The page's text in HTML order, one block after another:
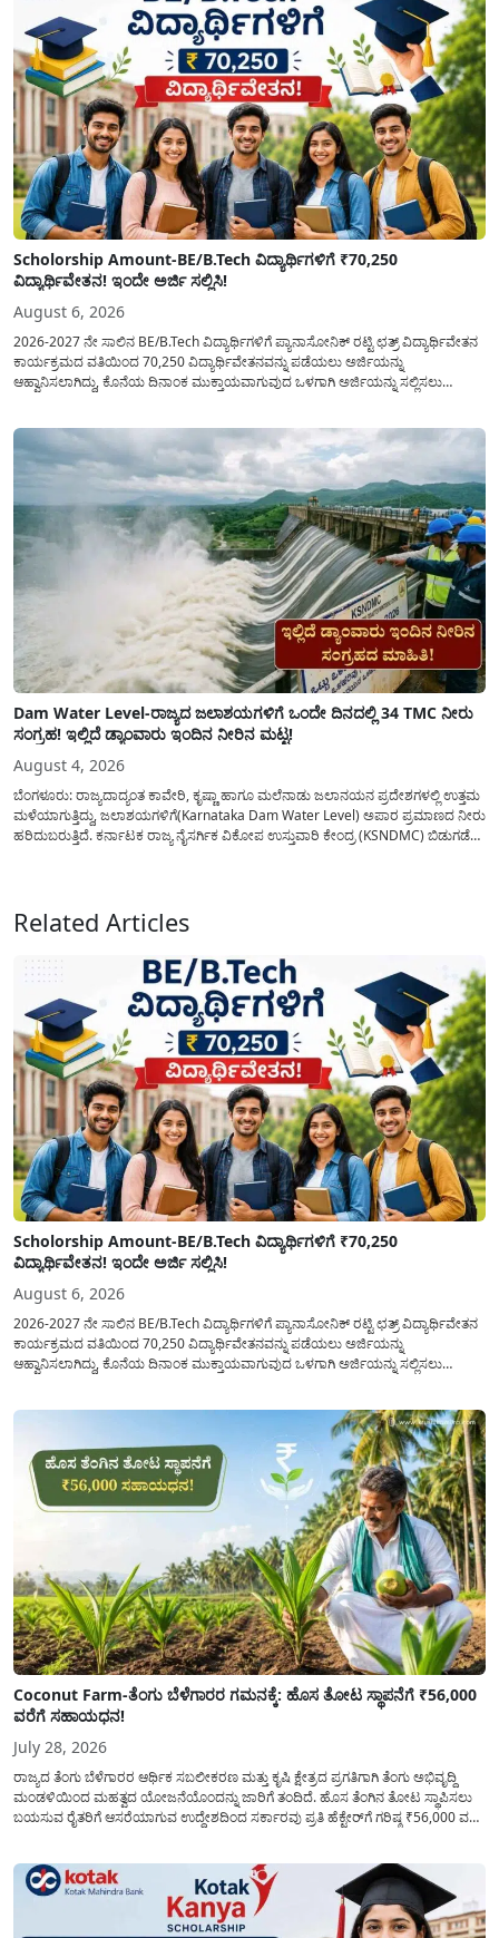
Scholorship Amount-BE/B.Tech ವಿದ್ಯಾರ್ಥಿಗಳಿಗೆ ₹70,250
ವಿದ್ಯಾರ್ಥಿವೇತನ! ಇಂದೇ ಅರ್ಜಿ ಸಲ್ಲಿಸಿ!
August 6, 2026
2026-2027 ನೇ ಸಾಲಿನ BE/B.Tech ವಿದ್ಯಾರ್ಥಿಗಳಿಗೆ ಪ್ಯಾನಾಸೋನಿಕ್ ರಟ್ಟಿ ಛತ್ರ್ ವಿದ್ಯಾರ್ಥಿವೇತನ
ಕಾರ್ಯಕ್ರಮದ ವತಿಯಿಂದ 70,250 ವಿದ್ಯಾರ್ಥಿವೇತನವನ್ನು ಪಡೆಯಲು ಅರ್ಜಿಯನ್ನು
ಆಹ್ವಾನಿಸಲಾಗಿದ್ದು, ಕೊನೆಯ ದಿನಾಂಕ ಮುಕ್ತಾಯವಾಗುವುದ ಒಳಗಾಗಿ ಅರ್ಜಿಯನ್ನು ಸಲ್ಲಿಸಲು
ಜಾರಿಗೆ...
Dam Water Level-ರಾಜ್ಯದ ಜಲಾಶಯಗಳಿಗೆ ಒಂದೇ ದಿನದಲ್ಲಿ 34 TMC ನೀರು
ಸಂಗ್ರಹ! ಇಲ್ಲಿದೆ ಡ್ಯಾಂವಾರು ಇಂದಿನ ನೀರಿನ ಮಟ್ಟ!
August 4, 2026
ಬೆಂಗಳೂರು: ರಾಜ್ಯದಾದ್ಯಂತ ಕಾವೇರಿ, ಕೃಷ್ಣಾ ಹಾಗೂ ಮಲೆನಾಡು ಜಲಾನಯನ ಪ್ರದೇಶಗಳಲ್ಲಿ ಉತ್ತಮ
ಮಳೆಯಾಗುತ್ತಿದ್ದು, ಜಲಾಶಯಗಳಿಗೆ(Karnataka Dam Water Level) ಅಪಾರ ಪ್ರಮಾಣದ ನೀರು
ಹರಿದುಬರುತ್ತಿದೆ. ಕರ್ನಾಟಕ ರಾಜ್ಯ ನೈಸರ್ಗಿಕ ವಿಕೋಪ ಉಸ್ತುವಾರಿ ಕೇಂದ್ರ (KSNDMC) ಬಿಡುಗಡೆ
Related Articles
Scholorship Amount-BE/B.Tech ವಿದ್ಯಾರ್ಥಿಗಳಿಗೆ ₹70,250
ವಿದ್ಯಾರ್ಥಿವೇತನ! ಇಂದೇ ಅರ್ಜಿ ಸಲ್ಲಿಸಿ!
August 6, 2026
2026-2027 ನೇ ಸಾಲಿನ BE/B.Tech ವಿದ್ಯಾರ್ಥಿಗಳಿಗೆ ಪ್ಯಾನಾಸೋನಿಕ್ ರಟ್ಟಿ ಛತ್ರ್ ವಿದ್ಯಾರ್ಥಿವೇತನ
ಕಾರ್ಯಕ್ರಮದ ವತಿಯಿಂದ 70,250 ವಿದ್ಯಾರ್ಥಿವೇತನವನ್ನು ಪಡೆಯಲು ಅರ್ಜಿಯನ್ನು
ಆಹ್ವಾನಿಸಲಾಗಿದ್ದು, ಕೊನೆಯ ದಿನಾಂಕ ಮುಕ್ತಾಯವಾಗುವುದ ಒಳಗಾಗಿ ಅರ್ಜಿಯನ್ನು ಸಲ್ಲಿಸಲು
Coconut Farm-ತೆಂಗು ಬೆಳೆಗಾರರ ಗಮನಕ್ಕೆ: ಹೊಸ ತೋಟ ಸ್ಥಾಪನೆಗೆ ₹56,000
ವರೆಗೆ ಸಹಾಯಧನ!
July 28, 2026
ರಾಜ್ಯದ ತೆಂಗು ಬೆಳೆಗಾರರ ಆರ್ಥಿಕ ಸಬಲೀಕರಣ ಮತ್ತು ಕೃಷಿ ಕ್ಷೇತ್ರದ ಪ್ರಗತಿಗಾಗಿ ತೆಂಗು ಅಭಿವೃದ್ದಿ
ಮಂಡಳಿಯಿಂದ ಮಹತ್ವದ ಯೋಜನೆಯೊಂದನ್ನು ಜಾರಿಗೆ ತಂದಿದೆ. ಹೊಸ ತೆಂಗಿನ ತೋಟ ಸ್ಥಾಪಿಸಲು
ಬಯಸುವ ರೈತರಿಗೆ ಆಸರೆಯಾಗುವ ಉದ್ದೇಶದಿಂದ ಸರ್ಕಾರವು ಪ್ರತಿ ಹೆಕ್ಟೇರ್‌ಗೆ ಗರಿಷ್ಠ ₹56,000 ವರೆಗೆ